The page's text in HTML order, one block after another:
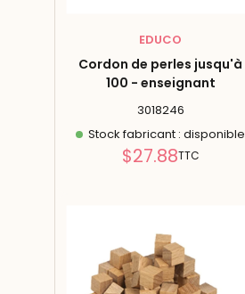
EDUCO
Cordon de perles jusqu'à
100 - enseignant
3018246
Stock fabricant : disponible
Prix
$27.88TTC